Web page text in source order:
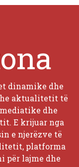
dinamike dhe
aktualitetit të
dhe
E krijuar nga
e njerëzve të
platforma
për lajme dhe